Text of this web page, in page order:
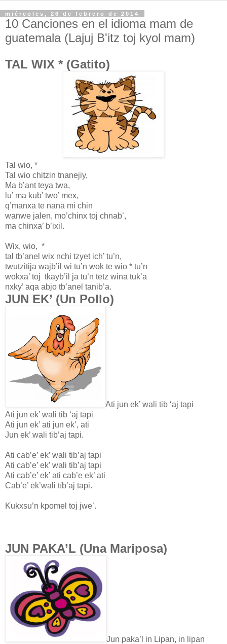
miércoles, 26 de febrero de 2014
10 Canciones en el idioma mam de
guatemala (Lajuj B'itz toj kyol mam)
TAL WIX * (Gatito)
Tal wio, *
Tal wio chitzin tnanejiy,
Ma b’ant teya twa,
lu’ ma kub’ two’ mex,
q’manxa te nana mi chin
wanwe jalen, mo’chinx toj chnab’,
ma chinxa’ b’ixil.
Wix, wio, *
tal tb’anel wix nchi tzyet ich’ tu’n,
twutzitija wajb’il wi tu’n wok te wio * tu’n
wokxa’ toj tkayb’il ja tu’n tetz wina tuk’a
nxky’ aqa abjo tb’anel tanib’a.
JUN EK’ (Un Pollo)
Ati jun ek’ wali tib ‘aj tapi
Ati jun ek’ wali tib ‘aj tapi
Ati jun ek’ ati jun ek’, ati
Jun ek’ wali tib’aj tapi.
Ati cab’e’ ek’ wali tib’aj tapi
Ati cab’e’ ek’ wali tib’aj tapi
Ati cab’e’ ek’ ati cab’e ek’ ati
Cab’e’ ek’wali tíb’aj tapi.
Kukxsu’n kpomel toj jwe’.
JUN PAKA’L (Una Mariposa)
Jun paka’l in Lipan, in lipan